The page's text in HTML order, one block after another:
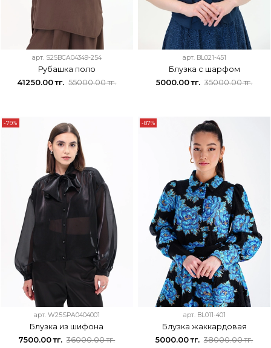
арт. S25BCA04349-254
Рубашка поло
41250.00 тг. 55000.00 тг.
арт. BL021-451
Блузка с шарфом
5000.00 тг. 35000.00 тг.
-79%
арт. W25SPA0404001
Блузка из шифона
7500.00 тг. 36000.00 тг.
-87%
арт. BL011-401
Блузка жаккардовая
5000.00 тг. 38000.00 тг.